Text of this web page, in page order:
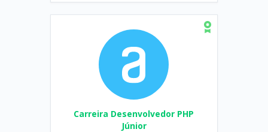
Carreira Desenvolvedor PHP
Júnior